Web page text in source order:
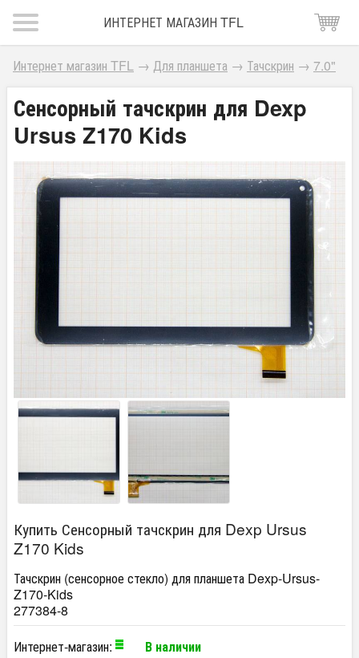
ИНТЕРНЕТ МАГАЗИН TFL
Интернет магазин TFL → Для планшета → Тачскрин → 7.0"
Сенсорный тачскрин для Dexp
Ursus Z170 Kids
Купить Сенсорный тачскрин для Dexp Ursus
Z170 Kids
Тачскрин (сенсорное стекло) для планшета Dexp-Ursus-
Z170-Kids
277384-8
Интернет-магазин:
В наличии